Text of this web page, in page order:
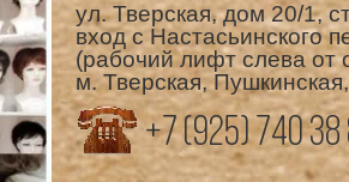
ул. Тверская, дом 20/1,
вход с Настасьинского
(рабочий лифт слева от
м. Тверская,
+7 (925) 740 38